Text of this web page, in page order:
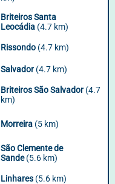
Briteiros Santa
Leocádia (4.7 km)
Rissondo (4.7 km)
Salvador(4.7 km)
Briteiros São Salvador(4.7
km)
Morreira (5 km)
São Clemente de
Sande(5.6 km)
Linhares (5.6 km)